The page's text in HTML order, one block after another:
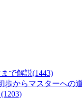
で解説(1443)
歩からマスターへの
(1203)